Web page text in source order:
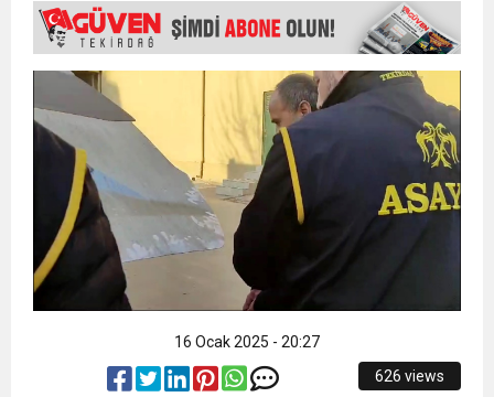
BAYRAMI DEĞİL, MÜCADELE GÜNÜDÜR”
15:35 ÇERKEZKÖY’ÜN CAN DAMARINDA “CANDAN”
DEĞİŞİM
YENİDEN REFAH PARTİSİ’NDE İKİ İLÇEYE İKİ
YENİ BAŞKAN ATANDI
17:43 6. GELENEKSEL KEŞKEK ŞENLİĞİNDE
MUHTEŞEM FİNAL
16 Ocak 2025 - 20:27
626 views